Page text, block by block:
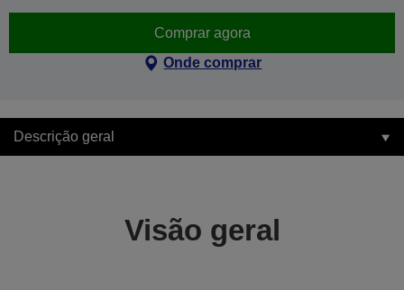
Comprar agora
Onde comprar
Descrição geral
Visão geral